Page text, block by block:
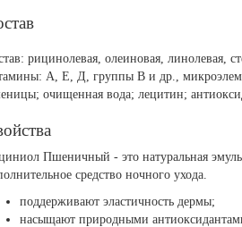
рицинолевая, олеиновая, линолевая,
А, Е, Д, группы В и др.,
очищенная вода; лецитин;
Пшеничный - это натуральная
средство ночного ухода.
поддерживают эластичность дермы;
насыщают природными